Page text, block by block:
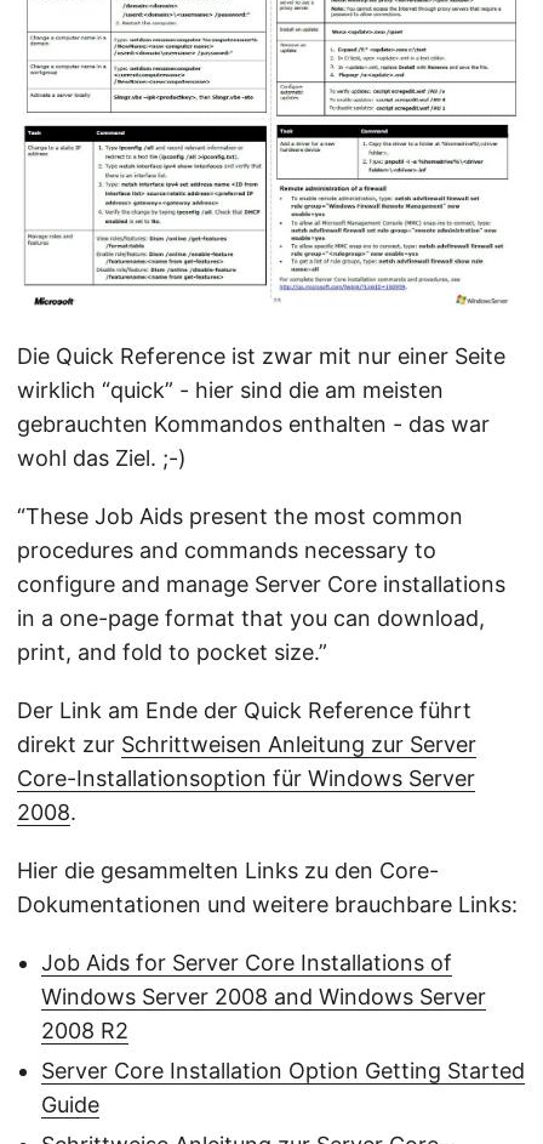
Die Quick Reference ist zwar mit nur einer Seite
wirklich “quick” - hier sind die am meisten
gebrauchten Kommandos enthalten - das war
wohl das Ziel. ;-)
“These Job Aids present the most common
procedures and commands necessary to
configure and manage Server Core installations
in a one-page format that you can download,
print, and fold to pocket size.”
Der Link am Ende der Quick Reference führt
direkt zur Schrittweisen Anleitung zur Server
Core-Installationsoption für Windows Server
2008.
Hier die gesammelten Links zu den Core-
Dokumentationen und weitere brauchbare Links:
Job Aids for Server Core Installations of
Windows Server 2008 and Windows Server
2008 R2
Server Core Installation Option Getting Started
Guide